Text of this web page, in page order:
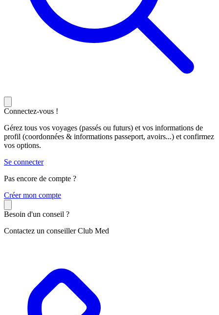
Connectez-vous !
Gérez tous vos voyages (passés ou futurs) et vos informations de
profil (coordonnées & informations passeport, avoirs...) et confirmez
vos options.
Se connecter
Pas encore de compte ?
Créer mon compte
Besoin d'un conseil ?
Contactez un conseiller Club Med